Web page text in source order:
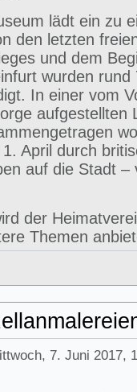
lädt ein zu
den letzten
und dem
wurden rund
In einer vom
aufgestellten
April durch
auf die Stadt –
der
Themen
7. Juni 2017,